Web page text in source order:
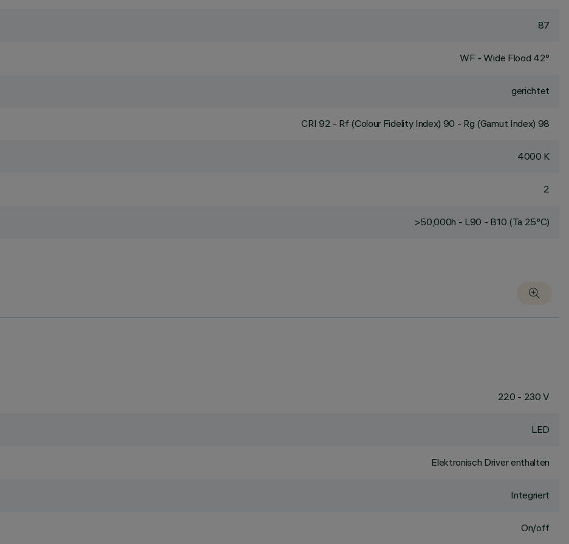
87
WF - Wide Flood 42°
gerichtet
CRI 92 - Rf (Colour Fidelity Index) 90 - Rg (Gamut Index) 98
4000 K
2
>50,000h - L90 - B10 (Ta 25°C)
220 - 230 V
LED
Elektronisch Driver enthalten
Integriert
On/off